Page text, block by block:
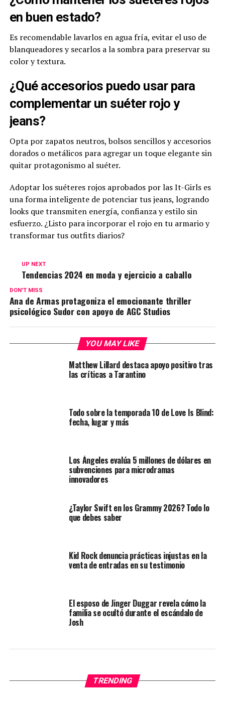
en buen estado?
Es recomendable lavarlos en agua fría, evitar el uso de
blanqueadores y secarlos a la sombra para preservar su
color y textura.
¿Qué accesorios puedo usar para
complementar un suéter rojo y
jeans?
Opta por zapatos neutros, bolsos sencillos y accesorios
dorados o metálicos para agregar un toque elegante sin
quitar protagonismo al suéter.
Adoptar los suéteres rojos aprobados por las It-Girls es
una forma inteligente de potenciar tus jeans, logrando
looks que transmiten energía, confianza y estilo sin
esfuerzo. ¿Listo para incorporar el rojo en tu armario y
transformar tus outfits diarios?
UP NEXT
Tendencias 2024 en moda y ejercicio a caballo
DON'T MISS
Ana de Armas protagoniza el emocionante thriller
psicológico Sudor con apoyo de AGC Studios
YOU MAY LIKE
Matthew Lillard destaca apoyo positivo tras
las críticas a Tarantino
Todo sobre la temporada 10 de Love Is Blind:
fecha, lugar y más
Los Ángeles evalúa 5 millones de dólares en
subvenciones para microdramas
innovadores
¿Taylor Swift en los Grammy 2026? Todo lo
que debes saber
Kid Rock denuncia prácticas injustas en la
venta de entradas en su testimonio
El esposo de Jinger Duggar revela cómo la
familia se ocultó durante el escándalo de
Josh
TRENDING